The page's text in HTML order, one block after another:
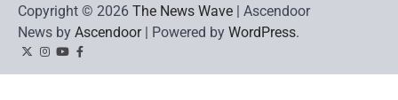
Copyright © 2026 The News Wave | Ascendoor
News by Ascendoor| Powered by WordPress.
TwitterInstagram
YouTubeFacebook